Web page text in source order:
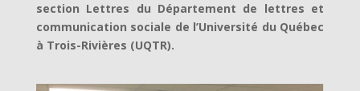
section Lettres du Département de lettres et
communication sociale de l’Université du Québec
à Trois-Rivières (UQTR).